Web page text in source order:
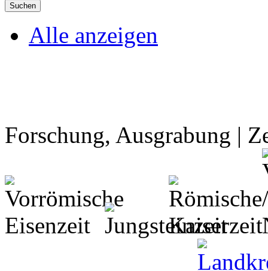
Suchen
Alle anzeigen
Forschung, Ausgrabung |